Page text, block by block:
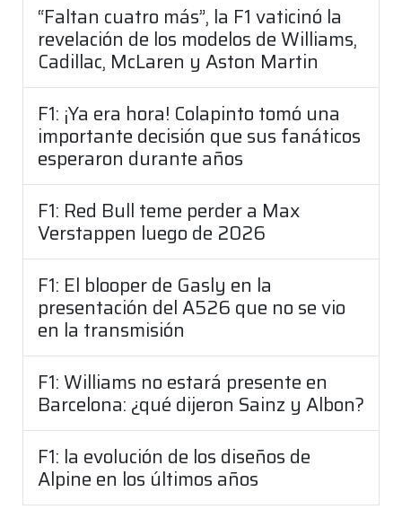
“Faltan cuatro más”, la F1 vaticinó la
revelación de los modelos de Williams,
Cadillac, McLaren y Aston Martin
F1: ¡Ya era hora! Colapinto tomó una
importante decisión que sus fanáticos
esperaron durante años
F1: Red Bull teme perder a Max
Verstappen luego de 2026
F1: El blooper de Gasly en la
presentación del A526 que no se vio
en la transmisión
F1: Williams no estará presente en
Barcelona: ¿qué dijeron Sainz y Albon?
F1: la evolución de los diseños de
Alpine en los últimos años